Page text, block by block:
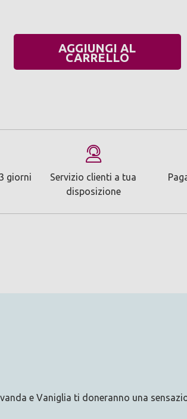
QUANTITÀ:
AGGIUNGI AL
CARRELLO
giorni
Servizio clienti a tua
disposizione
e Vaniglia ti doneranno una